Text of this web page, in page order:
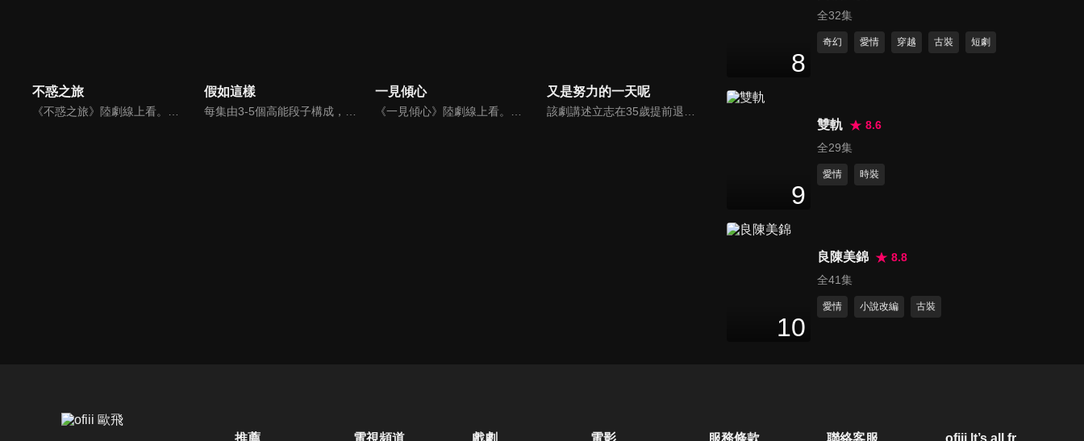
不惑之旅
《不惑之旅》陸劇線上看。中學教師簡單辭去教職來到北京，準備和未婚夫成婚，為了分擔生活壓力，她找到書商馬列文的女兒家教工作。婚期將近，簡單卻發現未婚夫早已移情別戀，馬列文的點醒之下，拒絕了委曲求全的婚姻。在生活的挑戰面前，二人彼此鼓勵，最終決定攜手前行，發現原來幸福可以很簡單。
假如這樣
每集由3-5個高能段子構成，每個段子所有的人物和事物都要遵循一個設定的概念，去完成所有的行為和會話，反之所有發生的一切要服務於這個概念，乍一看或多或少有些反常規，但又都是認認真真的存在並且。
一見傾心
《一見傾心》陸劇線上看。旅日十年的沐婉卿（張婧儀）帶著母親的骨灰回國安葬，並查明哥哥的死亡真相。在因緣際會下，結識了上海城防長官譚玹霖（陳星旭）與越城司令的獨子徐光耀。一段蕩氣迴腸的情愫，也漸漸地三個人之間滋長。
又是努力的一天呢
該劇講述立志在35歲提前退休的普通上班族辛凡，在與元氣少女花千金的合租過程中以及周圍人感染下，重拾奮鬥的喜劇故事，劇中人物各有特色：辛凡的上司肅度、同事方飄、花千金的奶茶店夥伴蜜玥、粉店的笑笑姨……一場充滿愛、奮鬥與溫暖的故事，就在公司、奶茶店、粉店開始上演。
分鐘
46
第22集
8
全32集
奇幻 愛情 穿越 古裝 短劇
9
雙軌
8.6
全29集
愛情 時裝
10
良陳美錦
8.8
全41集
愛情 小說改編 古裝
推薦 電視頻道 戲劇 電影 服務條款 聯絡客服